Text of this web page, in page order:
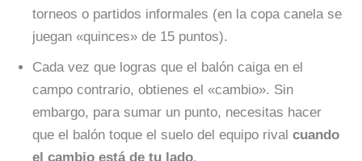
torneos o partidos informales (en la copa canela se
juegan «quinces» de 15 puntos).
Cada vez que logras que el balón caiga en el
campo contrario, obtienes el «cambio». Sin
embargo, para sumar un punto, necesitas hacer
que el balón toque el suelo del equipo rival cuando
el cambio está de tu lado.